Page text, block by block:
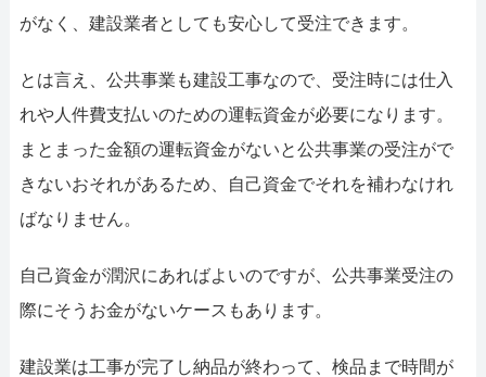
がなく、建設業者としても安心して受注できます。
とは言え、公共事業も建設工事なので、受注時には仕入
れや人件費支払いのための運転資金が必要になります。
まとまった金額の運転資金がないと公共事業の受注がで
きないおそれがあるため、自己資金でそれを補わなけれ
ばなりません。
自己資金が潤沢にあればよいのですが、公共事業受注の
際にそうお金がないケースもあります。
建設業は工事が完了し納品が終わって、検品まで時間が